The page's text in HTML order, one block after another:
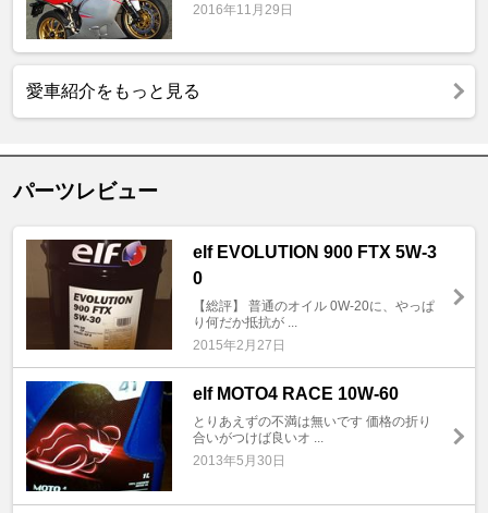
2016年11月29日
愛車紹介をもっと見る
パーツレビュー
elf EVOLUTION 900 FTX 5W-3
0
【総評】 普通のオイル 0W-20に、やっぱ
り何だか抵抗が ...
2015年2月27日
elf MOTO4 RACE 10W-60
とりあえずの不満は無いです 価格の折り
合いがつけば良いオ ...
2013年5月30日